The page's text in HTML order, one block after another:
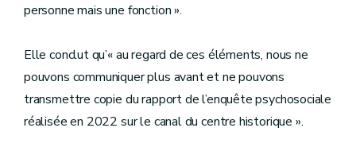
personne mais une fonction ».
Elle conclut qu’« au regard de ces éléments, nous ne
pouvons communiquer plus avant et ne pouvons
transmettre copie du rapport de l’enquête psychosociale
réalisée en 2022 sur le canal du centre historique ».